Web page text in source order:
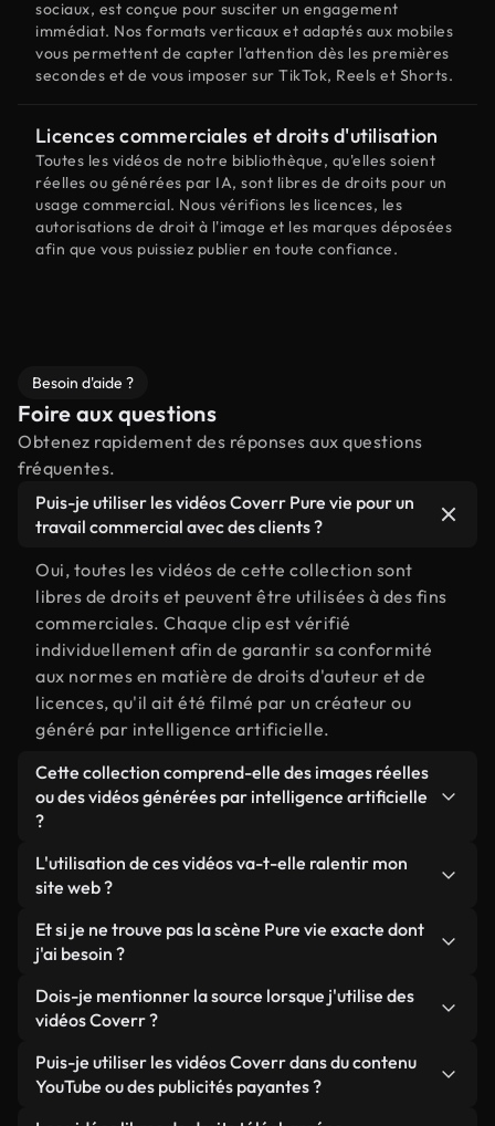
sociaux, est conçue pour susciter un engagement
immédiat. Nos formats verticaux et adaptés aux mobiles
vous permettent de capter l'attention dès les premières
secondes et de vous imposer sur TikTok, Reels et Shorts.
Licences commerciales et droits d'utilisation
Toutes les vidéos de notre bibliothèque, qu'elles soient
réelles ou générées par IA, sont libres de droits pour un
usage commercial. Nous vérifions les licences, les
autorisations de droit à l'image et les marques déposées
afin que vous puissiez publier en toute confiance.
Besoin d'aide ?
Foire aux questions
Obtenez rapidement des réponses aux questions
fréquentes.
Puis-je utiliser les vidéos Coverr Pure vie pour un
travail commercial avec des clients ?
Oui, toutes les vidéos de cette collection sont
libres de droits et peuvent être utilisées à des fins
commerciales. Chaque clip est vérifié
individuellement afin de garantir sa conformité
aux normes en matière de droits d'auteur et de
licences, qu'il ait été filmé par un créateur ou
généré par intelligence artificielle.
Cette collection comprend-elle des images réelles
ou des vidéos générées par intelligence artificielle
?
Les deux. Il s'agit d'une bibliothèque hybride
composée de véritables images filmées par des
générées par IA. Chaque vidéo est clairement
identifiée afin que vous sachiez toujours ce que
vous utilisez.
L'utilisation de ces vidéos va-t-elle ralentir mon
site web ?
Sauf si vous choisissez nos versions optimisées.
Nous proposons des formats légers, prêts pour le
ils conservent une qualité élevée tout en
minimisant les temps de chargement et en
améliorant des indicateurs comme le LCP.
Et si je ne trouve pas la scène Pure vie exacte dont
j'ai besoin ?
Vous pouvez en créer une instantanément avec
Coverr AI Studio. Il vous suffit de décrire la scène,
Studio générera en quelques secondes une vidéo
personnalisée conforme à nos normes de licence.
Dois-je mentionner la source lorsque j'utilise des
vidéos Coverr ?
Aucune attribution n'est requise. Toutes les vidéos
de notre bibliothèque sont libres de droits et
Puis-je utiliser les vidéos Coverr dans du contenu
YouTube ou des publicités payantes ?
Oui. Toutes les séquences vidéo de Coverr peuvent